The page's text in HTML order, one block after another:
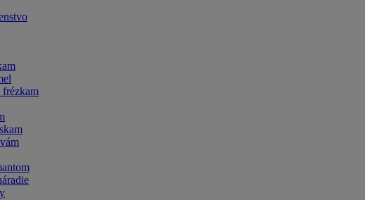
frézkam